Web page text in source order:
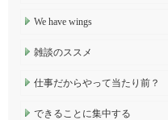
We have wings
雑談のススメ
仕事だからやって当たり前？
できることに集中する